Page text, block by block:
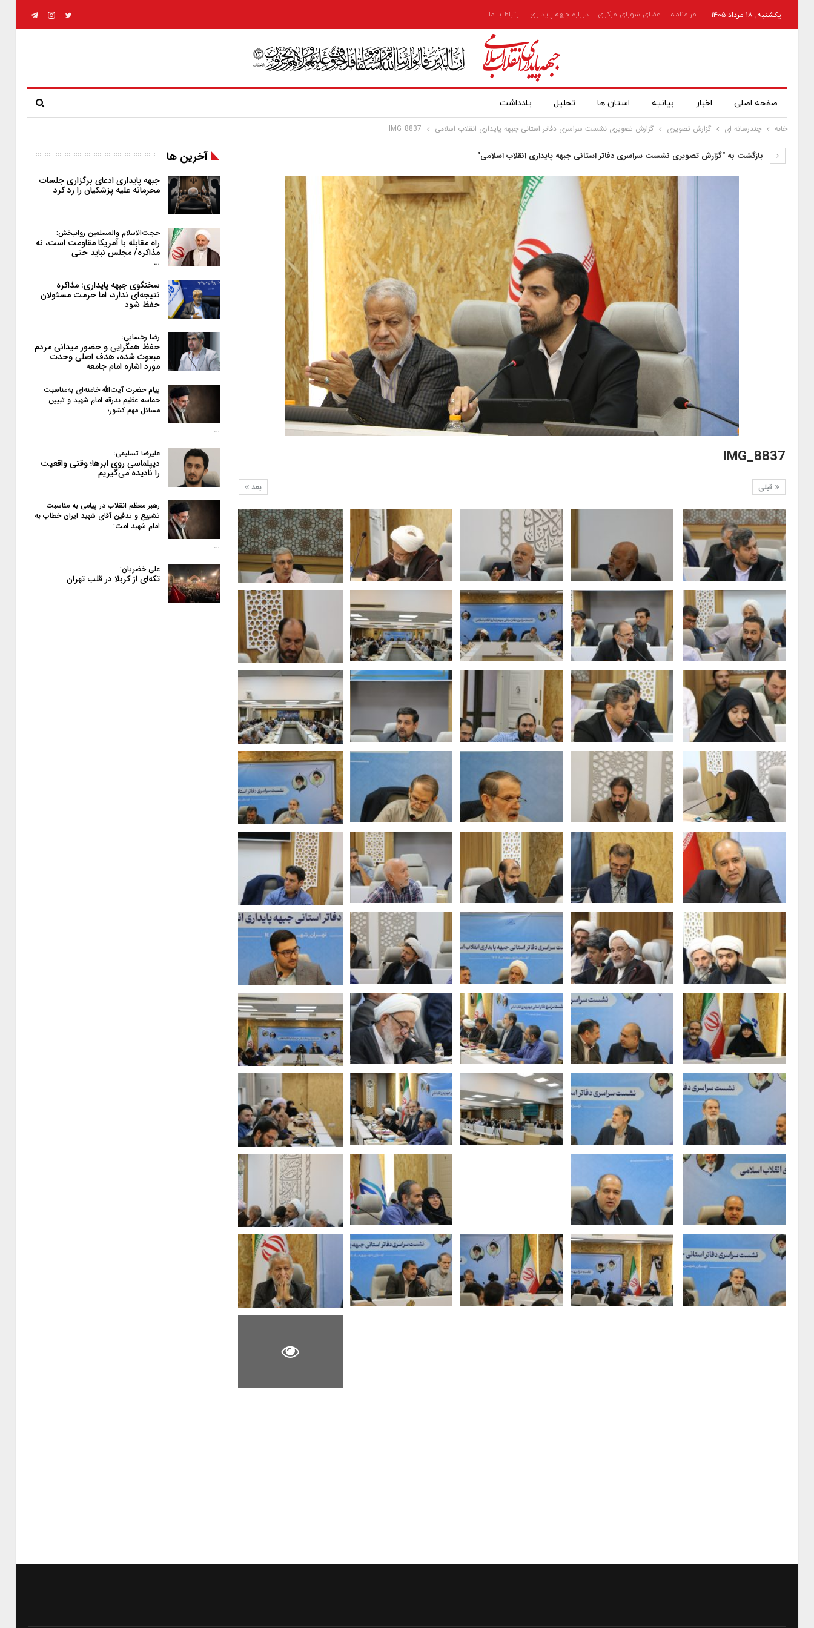
یکشنبه, ۱۸ مرداد ۱۴۰۵ مرامنامه اعضای شورای مرکزی درباره جبهه پایداری ارتباط با ما
صفحه اصلی اخبار بیانیه استان ها تحلیل یادداشت
خانه چندرسانه ای گزارش تصویری گزارش تصویری نشست سراسری دفاتر استانی جبهه پایداری انقلاب اسلامی IMG_8837
بازگشت به "گزارش تصویری نشست سراسری دفاتر استانی جبهه پایداری انقلاب اسلامی"
IMG_8837
بعد قبلی
آخرین ها
جبهه پایداری ادعای برگزاری جلسات
محرمانه علیه پزشکیان را رد کرد
حجت‌الاسلام والمسلمین روانبخش:
راه مقابله با آمریکا مقاومت است، نه
مذاکره/ مجلس نباید حتی
…
سخنگوی جبهه پایداری: مذاکره
نتیجه‌ای ندارد، اما حرمت مسئولان
حفظ شود
رضا رخسایی:
حفظ همگرایی و حضور میدانی مردم
مبعوث شده، هدف اصلی وحدت
مورد اشاره امام جامعه
پیام حضرت آیت‌الله خامنه‌ای به‌مناسبت
حماسه عظیم بدرقه امام شهید و تبیین
مسائل مهم کشور؛
…
علیرضا تسلیمی:
دیپلماسیِ روی ابرها؛ وقتی واقعیت
را نادیده می‌گیریم
رهبر معظم انقلاب در پیامی به‌ مناسبت
تشییع و تدفین آقای شهید ایران خطاب به
امام شهید امت:
…
علی خضریان:
تکه‌ای از کربلا در قلب تهران